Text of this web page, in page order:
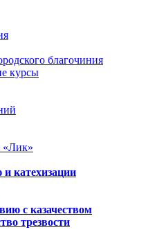
благочиния
курсы
«Лик»
катехизации
с казачеством
трезвости